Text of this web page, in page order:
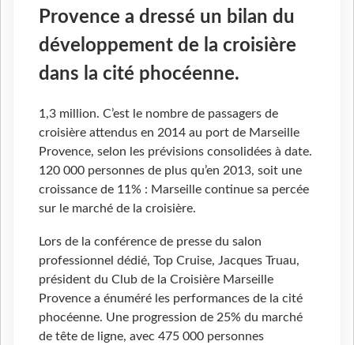
Provence a dressé un bilan du
développement de la croisière
dans la cité phocéenne.
1,3 million. C’est le nombre de passagers de
croisière attendus en 2014 au port de Marseille
Provence, selon les prévisions consolidées à date.
120 000 personnes de plus qu’en 2013, soit une
croissance de 11% : Marseille continue sa percée
sur le marché de la croisière.
Lors de la conférence de presse du salon
professionnel dédié, Top Cruise, Jacques Truau,
président du Club de la Croisière Marseille
Provence a énuméré les performances de la cité
phocéenne. Une progression de 25% du marché
de tête de ligne, avec 475 000 personnes